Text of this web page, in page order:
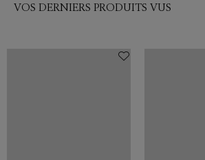
VOS DERNIERS PRODUITS VUS